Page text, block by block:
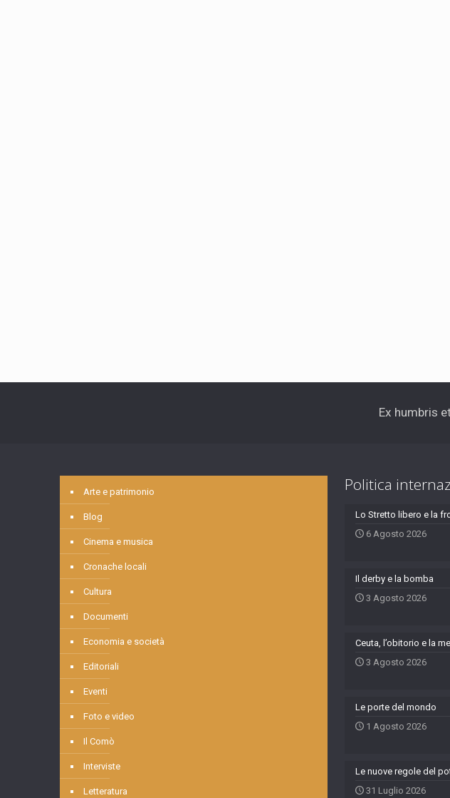
Ex humbris
Arte e patrimonio
Blog
Cinema e musica
Cronache locali
Cultura
Documenti
Economia e società
Editoriali
Eventi
Foto e video
Il Comò
Interviste
Letteratura
Politica
Lo Stretto libero e la
6 Agosto 2026
Il derby e la bomba
3 Agosto 2026
Ceuta, l’obitorio e la
3 Agosto 2026
Le porte del mondo
1 Agosto 2026
Le nuove regole del
31 Luglio 2026